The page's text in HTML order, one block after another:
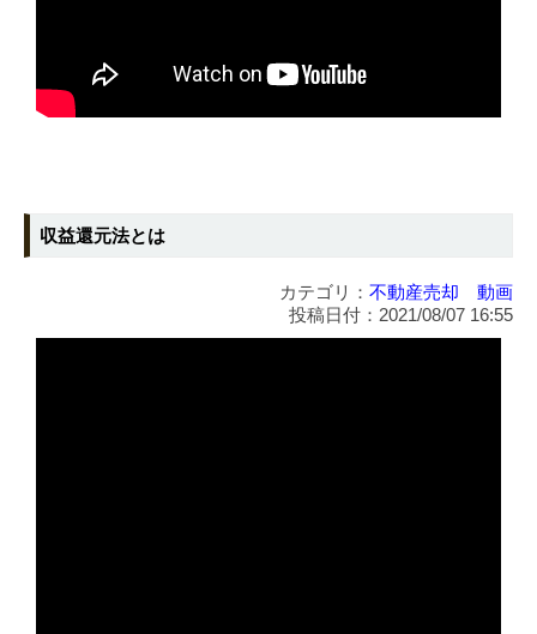
収益還元法とは
カテゴリ： 不動産売却 動画
投稿日付：2021/08/07 16:55